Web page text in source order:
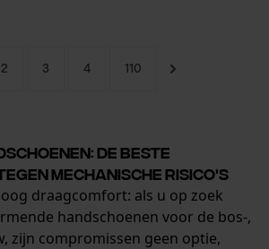
2 3 4 110
de beste
mechanische risico's
draagcomfort: als u op zoek
handschoenen voor de bos-,
zijn compromissen geen optie,
Controleer instelling van cookies
Econda Tag Manager
Cookies